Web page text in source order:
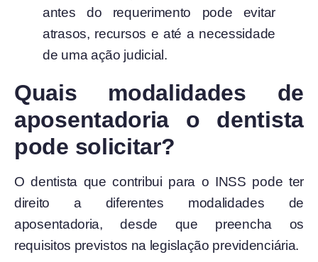
antes do requerimento pode evitar
atrasos, recursos e até a necessidade
de uma ação judicial.
Quais modalidades de
aposentadoria o dentista
pode solicitar?
O dentista que contribui para o INSS pode ter
direito a diferentes modalidades de
aposentadoria, desde que preencha os
requisitos previstos na legislação previdenciária.